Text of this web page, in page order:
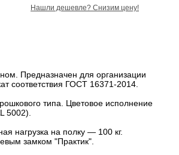
Нашли дешевле? Снизим цену!
Предназначен для организации
соответствия ГОСТ 16371-2014.
типа. Цветовое исполнение
5002).
нагрузка на полку — 100 кг.
замком "Практик".